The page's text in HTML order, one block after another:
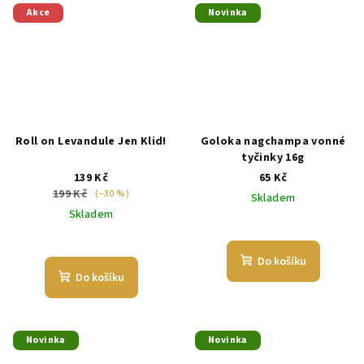
Akce
Roll on Levandule Jen Klid!
139 Kč
199 Kč (–30 %)
Skladem
Do košíku
Novinka
Goloka nagchampa vonné
tyčinky 16g
65 Kč
Skladem
Do košíku
Novinka Novinka